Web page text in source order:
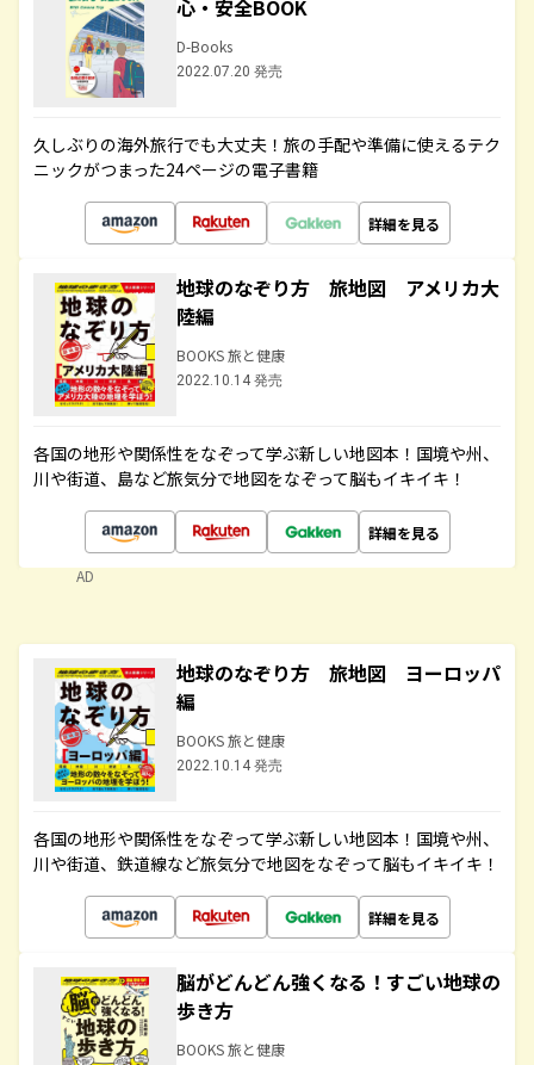
心・安全BOOK
D-Books
2022.07.20 発売
久しぶりの海外旅行でも大丈夫！旅の手配や準備に使えるテク
ニックがつまった24ページの電子書籍
詳細を見る
地球のなぞり方 旅地図 アメリカ大
陸編
BOOKS 旅と健康
2022.10.14 発売
各国の地形や関係性をなぞって学ぶ新しい地図本！国境や州、
川や街道、島など旅気分で地図をなぞって脳もイキイキ！
詳細を見る
AD
地球のなぞり方 旅地図 ヨーロッパ
編
BOOKS 旅と健康
2022.10.14 発売
各国の地形や関係性をなぞって学ぶ新しい地図本！国境や州、
川や街道、鉄道線など旅気分で地図をなぞって脳もイキイキ！
詳細を見る
脳がどんどん強くなる！すごい地球の
歩き方
BOOKS 旅と健康